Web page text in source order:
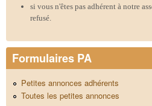
si vous n'êtes pas adhérent à notre
refusé.
Formulaires PA
Petites annonces adhérents
Toutes les petites annonces